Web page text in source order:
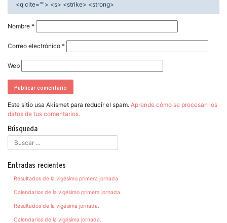
<q cite=""> <s> <strike> <strong>
Nombre *
Correo electrónico *
Web
Este sitio usa Akismet para reducir el spam. Aprende cómo se procesan los
datos de tus comentarios.
Búsqueda
Entradas recientes
Resultados de la vigésimo primera jornada.
Calendarios de la vigésimo primera jornada.
Resultados de la vigésima jornada.
Calendarios de la vigésima jornada.